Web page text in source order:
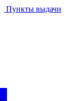
Пункты выдачи